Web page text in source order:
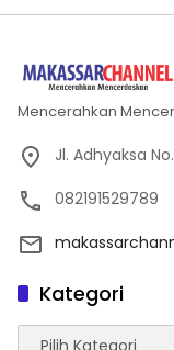
Mencerahkan
Jl. Adhyaksa
082191529789
Kategori
Kategori